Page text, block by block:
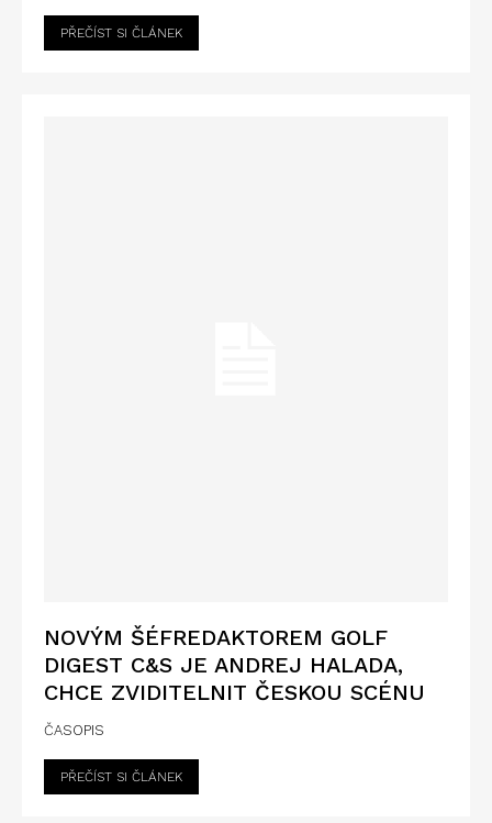
PŘEČÍST SI ČLÁNEK
NOVÝM ŠÉFREDAKTOREM GOLF
DIGEST C&S JE ANDREJ HALADA,
CHCE ZVIDITELNIT ČESKOU SCÉNU
ČASOPIS
PŘEČÍST SI ČLÁNEK